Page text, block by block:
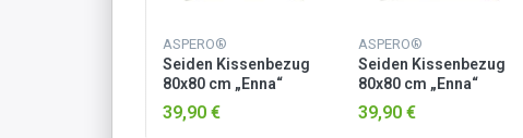
ASPERO®
Seiden Kissenbezug
80x80 cm „Enna“
Hellgrau
39,90 €
ASPERO®
Seiden Kissenbezug
80x80 cm „Enna“
Beige
39,90 €